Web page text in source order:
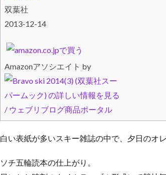
双葉社
2013-12-14
Amazonアソシエイト by
白い表紙が多いスキー雑誌の中で、夕日のオ
ソチ五輪読本の仕上がり。